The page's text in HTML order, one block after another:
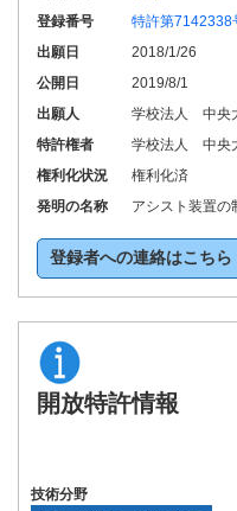
登録番号
特許第7142338
出願日
2018/1/26
公開日
2019/8/1
出願人
学校法人 中央
特許権者
学校法人 中央
権利化状況
権利化済
発明の名称
アシスト装置の
登録者への連絡はこちら
開放特許情報
技術分野